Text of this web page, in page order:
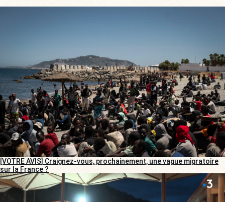
[VOTRE AVIS] Craignez-vous, prochainement, une vague migratoire
sur la France ?